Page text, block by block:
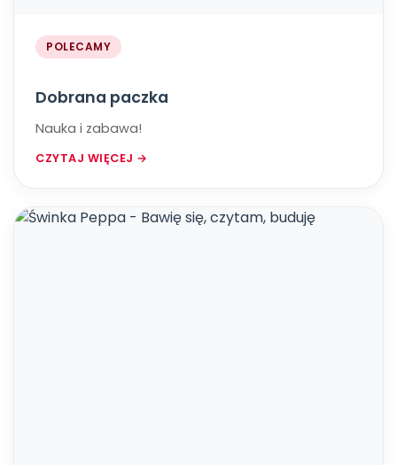
POLECAMY
Dobrana paczka
Nauka i zabawa!
CZYTAJ WIĘCEJ →